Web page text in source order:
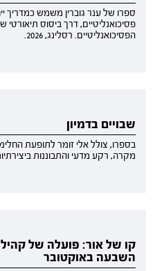
ספרו של ענר גוברין משמש כמדריך
פסיכואנליטיים, דרך ביסוס
הפסיכואנליטיים. רסלינג, 2026.
שבויים בדמיון
בספרו, צולל אלי זומר לתופעת
מקרה, רקע מדעי והתבוננות
קו של אור: פועלה של
השבעה באוקטובר